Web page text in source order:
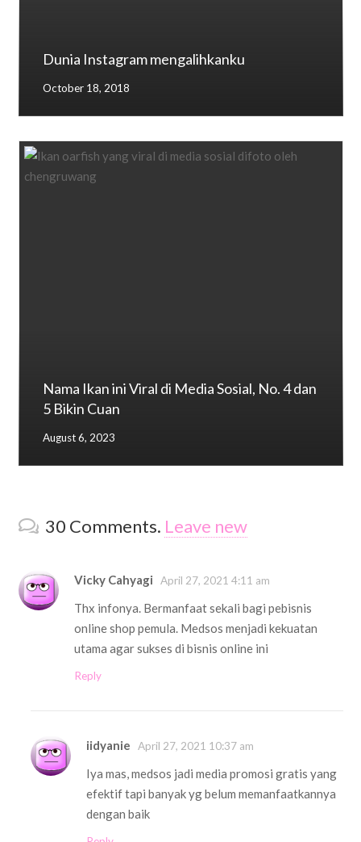
Dunia Instagram mengalihkanku
October 18, 2018
Nama Ikan ini Viral di Media Sosial, No. 4 dan
5 Bikin Cuan
August 6, 2023
30 Comments. Leave new
Vicky Cahyagi April 27, 2021 4:11 am
Thx infonya. Bermanfaat sekali bagi pebisnis
online shop pemula. Medsos menjadi kekuatan
utama agar sukses di bisnis online ini
Reply
iidyanie April 27, 2021 10:37 am
Iya mas, medsos jadi media promosi gratis yang
efektif tapi banyak yg belum memanfaatkannya
dengan baik